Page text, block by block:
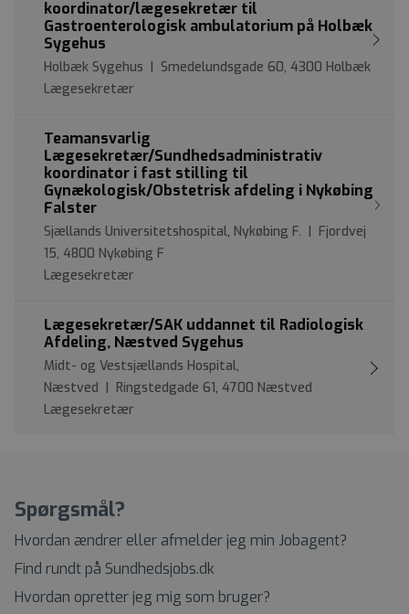
koordinator/lægesekretær til
Gastroenterologisk ambulatorium på Holbæk
Sygehus
Holbæk Sygehus | Smedelundsgade 60, 4300 Holbæk
Lægesekretær
Teamansvarlig
Lægesekretær/Sundhedsadministrativ
koordinator i fast stilling til
Gynækologisk/Obstetrisk afdeling i Nykøbing
Falster
Sjællands Universitetshospital, Nykøbing F. | Fjordvej
15, 4800 Nykøbing F
Lægesekretær
Lægesekretær/SAK uddannet til Radiologisk
Afdeling, Næstved Sygehus
Midt- og Vestsjællands Hospital,
Næstved | Ringstedgade 61, 4700 Næstved
Lægesekretær
Spørgsmål?
Hvordan ændrer eller afmelder jeg min Jobagent?
Find rundt på Sundhedsjobs.dk
Hvordan opretter jeg mig som bruger?